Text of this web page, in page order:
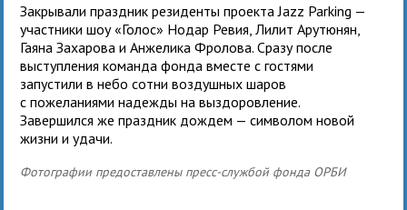
Закрывали праздник резиденты проекта Jazz Parking —
участники шоу «Голос» Нодар Ревия, Лилит Арутюнян,
Гаяна Захарова и Анжелика Фролова. Сразу после
выступления команда фонда вместе с гостями
запустили в небо сотни воздушных шаров
с пожеланиями надежды на выздоровление.
Завершился же праздник дождем — символом новой
жизни и удачи.
Фотографии предоставлены пресс-службой фонда ОРБИ